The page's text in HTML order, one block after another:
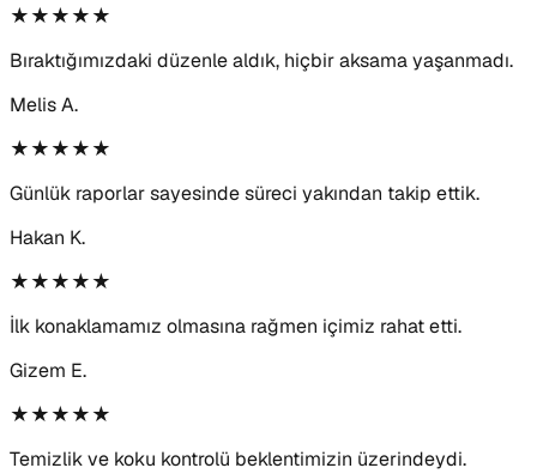
★★★★★
Bıraktığımızdaki düzenle aldık, hiçbir aksama yaşanmadı.
Melis A.
★★★★★
Günlük raporlar sayesinde süreci yakından takip ettik.
Hakan K.
★★★★★
İlk konaklamamız olmasına rağmen içimiz rahat etti.
Gizem E.
★★★★★
Temizlik ve koku kontrolü beklentimizin üzerindeydi.